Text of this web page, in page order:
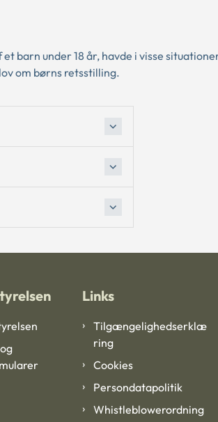
barn under 18 år, havde i visse
om børns retsstilling.
Links
Tilgængelighedserklæ
ring
Cookies
Persondatapolitik
Whistleblowerordning